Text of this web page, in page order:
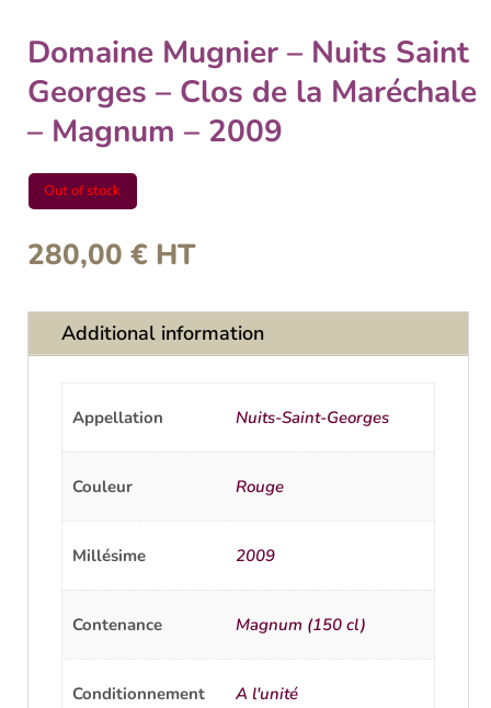
Domaine Mugnier – Nuits Saint
Georges – Clos de la Maréchale
– Magnum – 2009
Out of stock
280,00 € HT
Additional information
Appellation Nuits-Saint-Georges
Couleur Rouge
Millésime 2009
Contenance Magnum (150 cl)
Conditionnement A l'unité